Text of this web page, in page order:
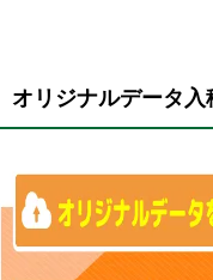
オリジナルデータ入